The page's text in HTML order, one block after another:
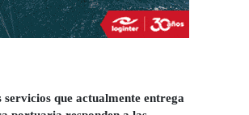
servicios que actualmente entrega